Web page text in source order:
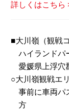
詳しくはこちら
■大川嶺（観戦
ハイランドパ
愛媛県上浮穴
○大川嶺観戦エ
事前に車両パ
方